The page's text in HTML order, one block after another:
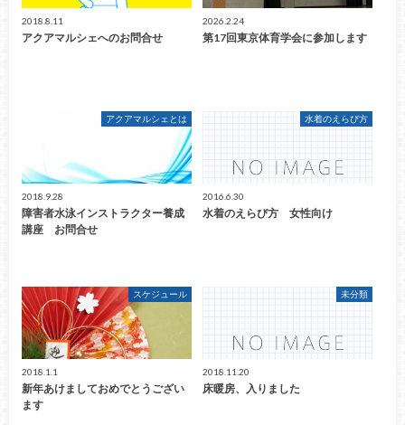
2018.8.11
アクアマルシェへのお問合せ
2026.2.24
第17回東京体育学会に参加します
アクアマルシェとは
2018.9.28
障害者水泳インストラクター養成
講座 お問合せ
水着のえらび方
2016.6.30
水着のえらび方 女性向け
スケジュール
2018.1.1
新年あけましておめでとうござい
ます
未分類
2018.11.20
床暖房、入りました